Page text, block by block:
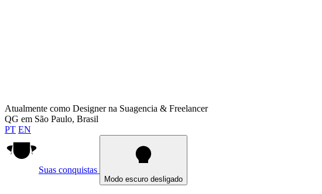
Atualmente como Designer na Suagencia & Freelancer
QG em São Paulo, Brasil
PT EN
Suas conquistas
Modo escuro desligado